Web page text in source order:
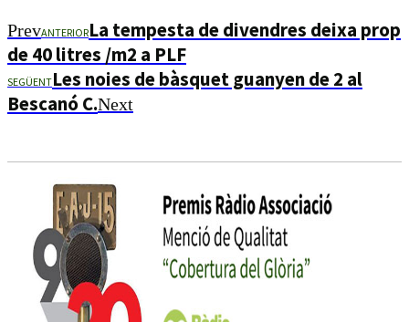
PrevANTERIORLa tempesta de divendres deixa prop
de 40 litres /m2 a PLF
SEGÜENTLes noies de bàsquet guanyen de 2 al
Bescanó C.Next